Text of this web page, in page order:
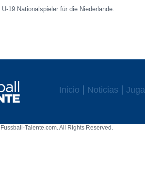
19 Nationalspieler für die Niederlande.
Inicio Noticias
Talente.com. All Rights Reserved.